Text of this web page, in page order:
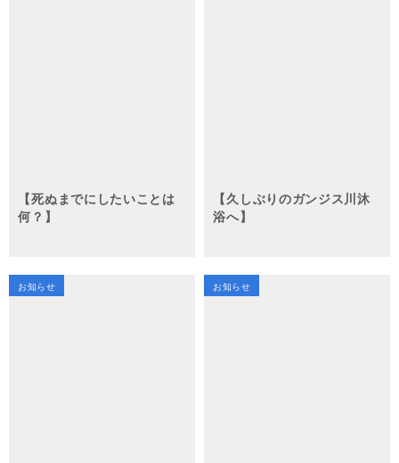
【死ぬまでにしたいことは
何？】
【久しぶりのガンジス川沐
浴へ】
お知らせ お知らせ